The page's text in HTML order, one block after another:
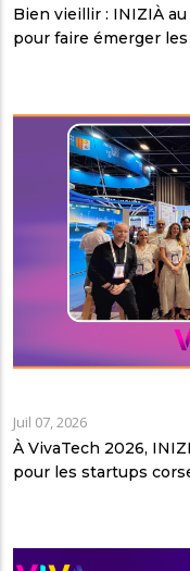
Bien vieillir : INIZIÀ
pour faire émerger
Juil 07, 2026
À VivaTech 2026,
pour les startups